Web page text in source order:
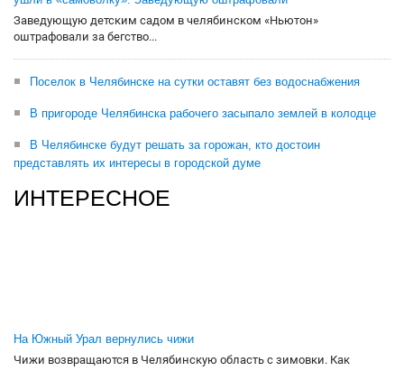
Заведующую детским садом в челябинском «Ньютон»
оштрафовали за бегство...
Поселок в Челябинске на сутки оставят без водоснабжения
В пригороде Челябинска рабочего засыпало землей в колодце
В Челябинске будут решать за горожан, кто достоин
представлять их интересы в городской думе
ИНТЕРЕСНОЕ
На Южный Урал вернулись чижи
Чижи возвращаются в Челябинскую область с зимовки. Как